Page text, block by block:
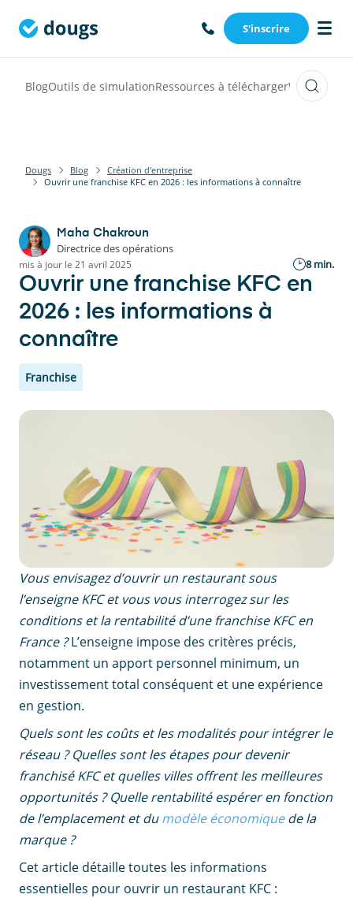
S'inscrire
BlogOutils de simulationRessources à téléchargerWebinars
Dougs Blog
Création d'entreprise
Ouvrir une franchise KFC en 2026 : les informations à connaître
Maha Chakroun
Directrice des opérations
mis à jour le 21 avril 2025 8 min.
Ouvrir une franchise KFC en
2026 : les informations à
connaître
Franchise
Vous envisagez d’ouvrir un restaurant sous
l’enseigne KFC et vous vous interrogez sur les
conditions et la rentabilité d’une franchise KFC en
France ?L’enseigne impose des critères précis,
notamment un apport personnel minimum, un
investissement total conséquent et une expérience
en gestion.
Quels sont les coûts et les modalités pour intégrer le
réseau ? Quelles sont les étapes pour devenir
franchisé KFC et quelles villes offrent les meilleures
opportunités ? Quelle rentabilité espérer en fonction
de l’emplacement et dumodèle économiquede la
marque ?
Cet article détaille toutes les informations
essentielles pour ouvrir un restaurant KFC :